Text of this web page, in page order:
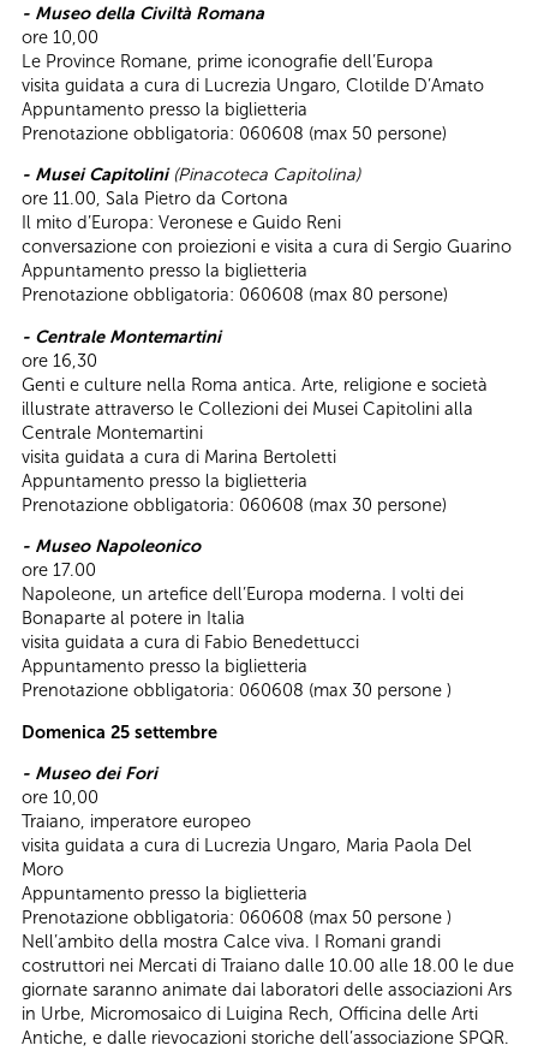
- Museo della Civiltà Romana
ore 10,00
Le Province Romane, prime iconografie dell’Europa
visita guidata a cura di Lucrezia Ungaro, Clotilde D’Amato
Appuntamento presso la biglietteria
Prenotazione obbligatoria: 060608 (max 50 persone)
- Musei Capitolini (Pinacoteca Capitolina)
ore 11.00, Sala Pietro da Cortona
Il mito d’Europa: Veronese e Guido Reni
conversazione con proiezioni e visita a cura di Sergio Guarino
Appuntamento presso la biglietteria
Prenotazione obbligatoria: 060608 (max 80 persone)
- Centrale Montemartini
ore 16,30
Genti e culture nella Roma antica. Arte, religione e società
illustrate attraverso le Collezioni dei Musei Capitolini alla
Centrale Montemartini
visita guidata a cura di Marina Bertoletti
Appuntamento presso la biglietteria
Prenotazione obbligatoria: 060608 (max 30 persone)
- Museo Napoleonico
ore 17.00
Napoleone, un artefice dell’Europa moderna. I volti dei
Bonaparte al potere in Italia
visita guidata a cura di Fabio Benedettucci
Appuntamento presso la biglietteria
Prenotazione obbligatoria: 060608 (max 30 persone )
Domenica 25 settembre
- Museo dei Fori
ore 10,00
Traiano, imperatore europeo
visita guidata a cura di Lucrezia Ungaro, Maria Paola Del
Moro
Appuntamento presso la biglietteria
Prenotazione obbligatoria: 060608 (max 50 persone )
Nell’ambito della mostra Calce viva. I Romani grandi
costruttori nei Mercati di Traiano dalle 10.00 alle 18.00 le due
giornate saranno animate dai laboratori delle associazioni Ars
in Urbe, Micromosaico di Luigina Rech, Officina delle Arti
Antiche, e dalle rievocazioni storiche dell’associazione SPQR.